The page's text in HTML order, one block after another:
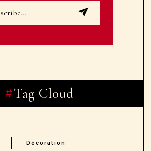
Tag Cloud
Décoration